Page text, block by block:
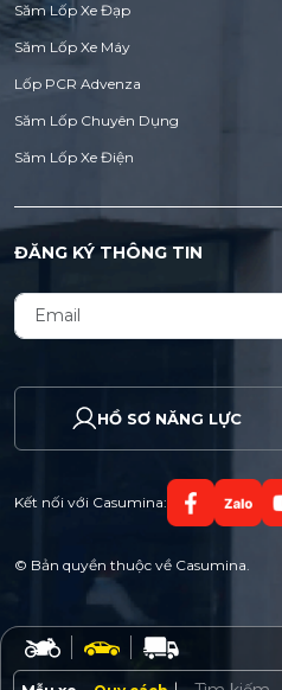
Săm Lốp Xe Đạp
Săm Lốp Xe Máy
Lốp PCR Advenza
Săm Lốp Chuyên Dụng
Săm Lốp Xe Điện
ĐĂNG KÝ THÔNG TIN
HỒ SƠ NĂNG LỰC
Kết nối với Casumina:
© Bản quyền thuộc về Casumina.